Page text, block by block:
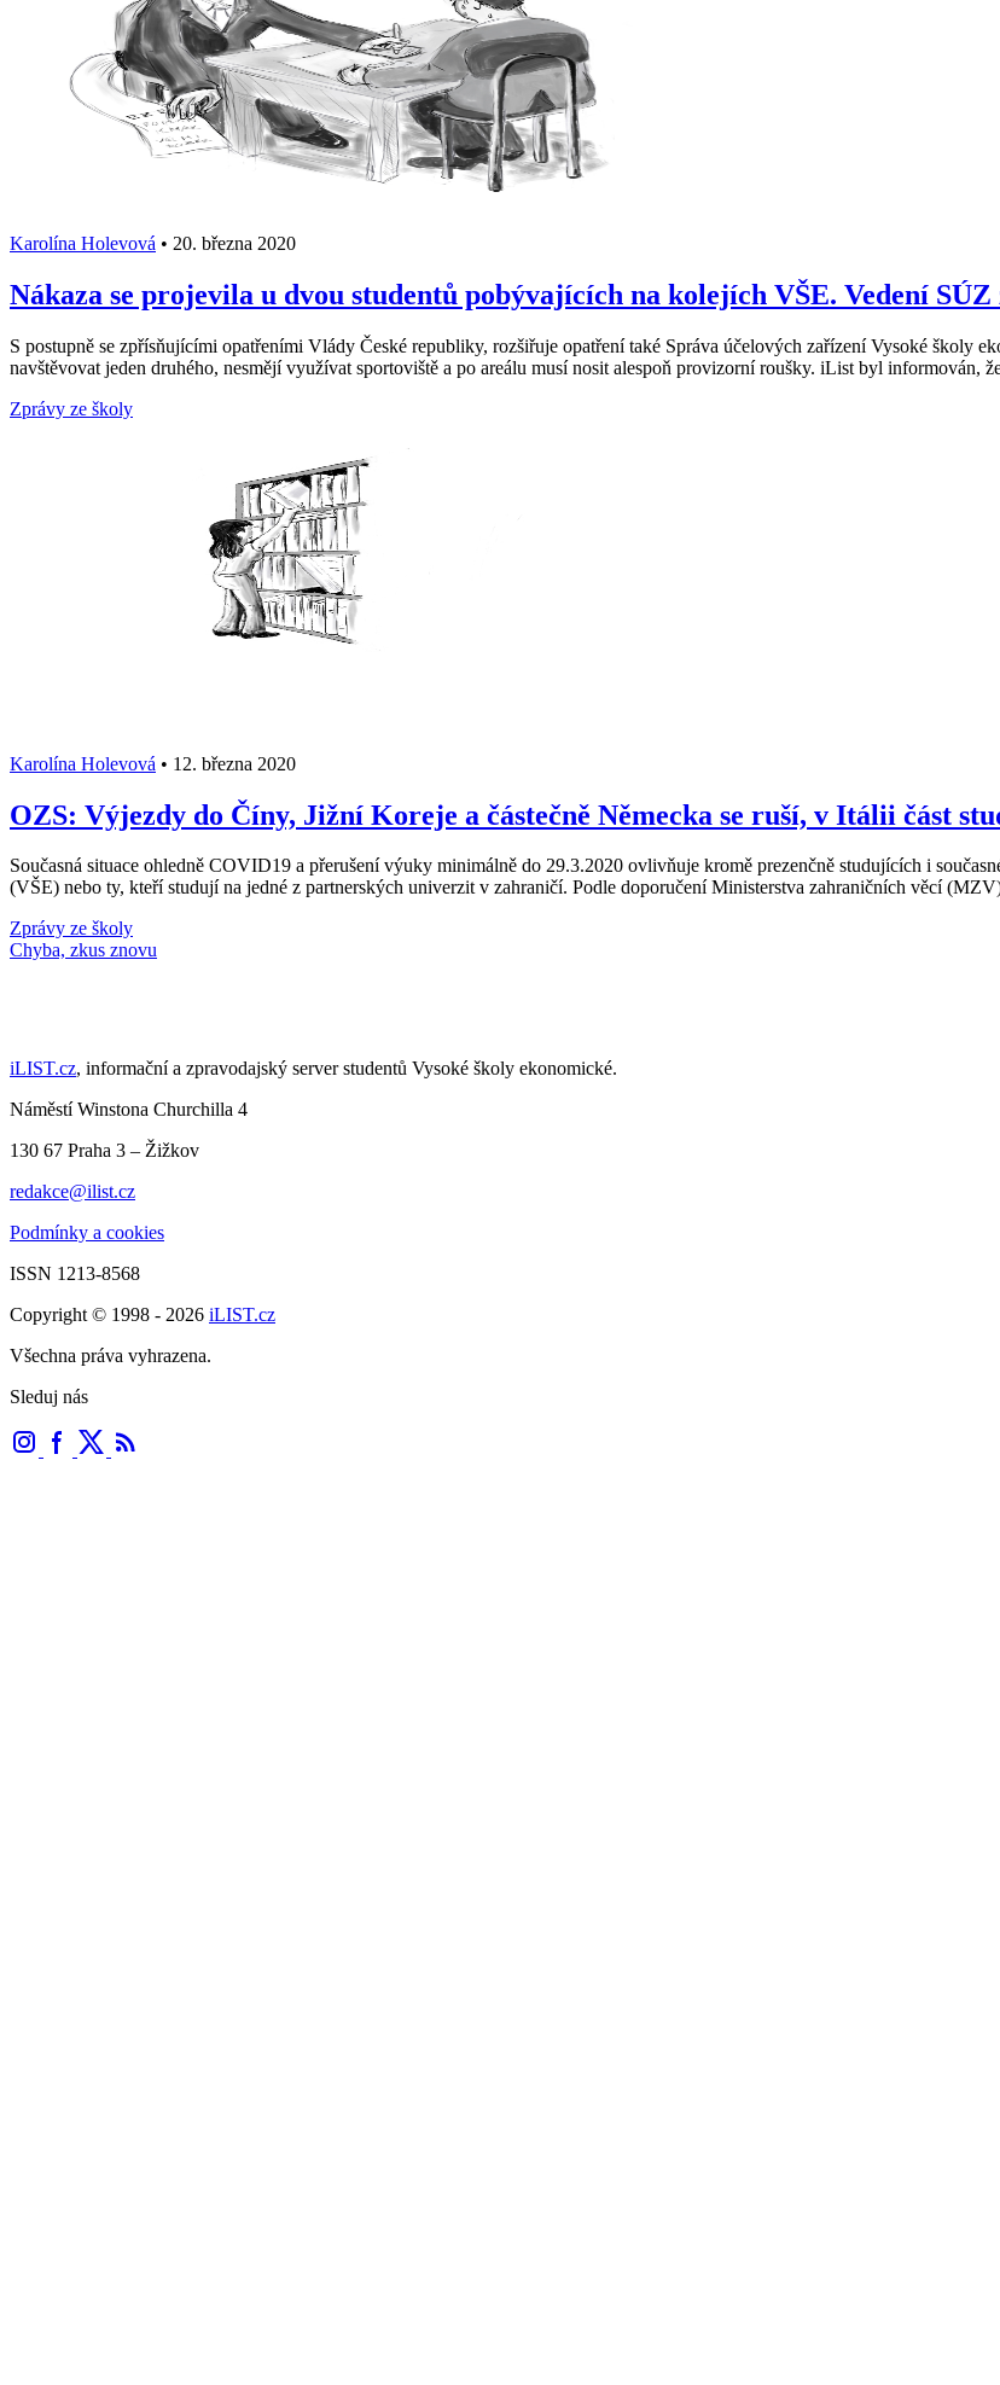
Karolína Holevová • 20. března 2020
Nákaza se projevila u dvou studentů pobývajících na kolejích VŠE. Vedení
S postupně se zpřísňujícími opatřeními Vlády České republiky, rozšiřuje opatření také Správa účelových zařízení Vysoké školy
navštěvovat jeden druhého, nesmějí využívat sportoviště a po areálu musí nosit alespoň provizorní roušky. iList byl informován,
Zprávy ze školy
Karolína Holevová • 12. března 2020
OZS: Výjezdy do Číny, Jižní Koreje a částečně Německa se ruší, v Itálii část
Současná situace ohledně COVID19 a přerušení výuky minimálně do 29.3.2020 ovlivňuje kromě prezenčně studujících i
(VŠE) nebo ty, kteří studují na jedné z partnerských univerzit v zahraničí. Podle doporučení Ministerstva zahraničních věcí
Zprávy ze školy
Načti další články
iLIST.cz, informační a zpravodajský server studentů Vysoké školy ekonomické.
Náměstí Winstona Churchilla 4
130 67 Praha 3 – Žižkov
redakce@ilist.cz
Podmínky a cookies
ISSN 1213-8568
Copyright © 1998 - 2026 iLIST.cz
Všechna práva vyhrazena.
Sleduj nás